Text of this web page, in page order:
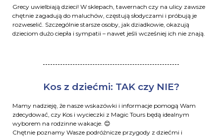
Grecy uwielbiają dzieci! W sklepach, tawernach czy na ulicy zawsze
chętnie zagadują do maluchów, częstują słodyczami i próbują je
rozweselić. Szczególnie starsze osoby, jak dziadkowie, okazują
dzieciom dużo ciepła i sympatii – nawet jeśli wcześniej ich nie znają.
Kos z dziećmi: TAK czy NIE?
Mamy nadzieję, że nasze wskazówki i informacje pomogą Wam
zdecydować, czy Kos i wycieczki z Magic Tours będą idealnym
wyborem na rodzinne wakacje. 😊
Chętnie poznamy Wasze podróżnicze przygody z dziećmi i